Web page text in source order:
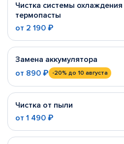
Чистка системы
термопасты
от 2 190 ₽
Замена аккумулятора
от 890 ₽ -20% до 10 августа
Чистка от пыли
от 1 490 ₽